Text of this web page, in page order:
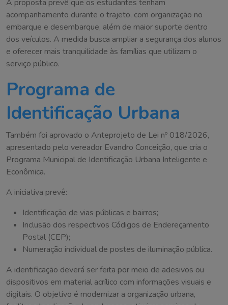
A proposta prevê que os estudantes tenham
acompanhamento durante o trajeto, com organização no
embarque e desembarque, além de maior suporte dentro
dos veículos. A medida busca ampliar a segurança dos alunos
e oferecer mais tranquilidade às famílias que utilizam o
serviço público.
Programa de
Identificação Urbana
Também foi aprovado o Anteprojeto de Lei nº 018/2026,
apresentado pelo vereador Evandro Conceição, que cria o
Programa Municipal de Identificação Urbana Inteligente e
Econômica.
A iniciativa prevê:
Identificação de vias públicas e bairros;
Inclusão dos respectivos Códigos de Endereçamento
Postal (CEP);
Numeração individual de postes de iluminação pública.
A identificação deverá ser feita por meio de adesivos ou
dispositivos em material acrílico com informações visuais e
digitais. O objetivo é modernizar a organização urbana,